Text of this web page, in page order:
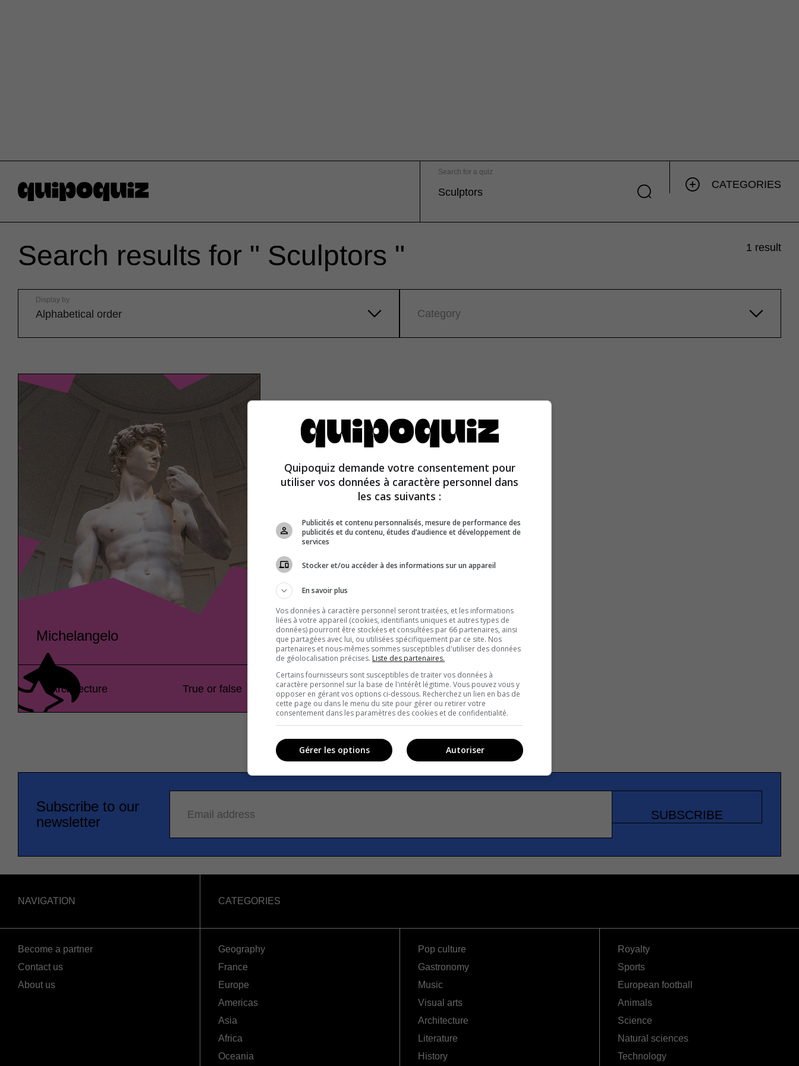
Search for a quiz
CATEGORIES
Search results for " Sculptors " 1 result
Alphabetical order
Display by
Category
Michelangelo
Architecture True or false
Subscribe to our
newsletter
Email address SUBSCRIBE
NAVIGATION
Become a partner
Contact us
About us
CATEGORIES
Geography
France
Europe
Americas
Asia
Africa
Oceania
Pop culture
Gastronomy
Music
Visual arts
Architecture
Literature
History
Royalty
Sports
European football
Animals
Science
Natural sciences
Technology
Quipoquiz demande votre consentement pour
utiliser vos données à caractère personnel dans
les cas suivants :
Publicités et contenu personnalisés, mesure de performance des
publicités et du contenu, études d’audience et développement de
services
Stocker et/ou accéder à des informations sur un appareil
En savoir plus
Vos données à caractère personnel seront traitées, et les informations
liées à votre appareil (cookies, identifiants uniques et autres types de
données) pourront être stockées et consultées par 66 partenaires, ainsi
que partagées avec lui, ou utilisées spécifiquement par ce site. Nos
partenaires et nous-mêmes sommes susceptibles d'utiliser des données
de géolocalisation précises. Liste des partenaires.
Certains fournisseurs sont susceptibles de traiter vos données à
caractère personnel sur la base de l'intérêt légitime. Vous pouvez vous y
opposer en gérant vos options ci-dessous. Recherchez un lien en bas de
cette page ou dans le menu du site pour gérer ou retirer votre
consentement dans les paramètres des cookies et de confidentialité.
Autoriser
Gérer les options